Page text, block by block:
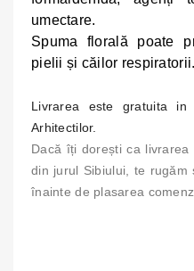
umectare.
Spuma florală poate
pielii și căilor respiratorii.
Livrarea este gratuita in
Arhitectilor.
Dacă îți dorești ca
din jurul Sibiului, te rugăm
înainte de plasarea